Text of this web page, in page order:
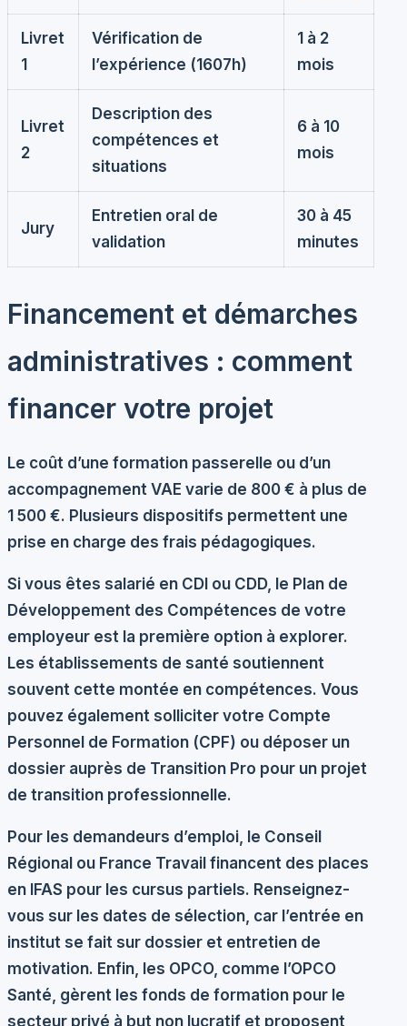
Livret
1
Vérification de
l’expérience (1607h)
1 à 2
mois
Livret
2
Description des
compétences et
situations
6 à 10
mois
Jury
Entretien oral de
validation
30 à 45
minutes
Financement et démarches
administratives : comment
financer votre projet
Le coût d’une formation passerelle ou d’un
accompagnement VAE varie de 800 € à plus de
1 500 €. Plusieurs dispositifs permettent une
prise en charge des frais pédagogiques.
Si vous êtes salarié en CDI ou CDD, le Plan de
Développement des Compétences de votre
employeur est la première option à explorer.
Les établissements de santé soutiennent
souvent cette montée en compétences. Vous
pouvez également solliciter votre Compte
Personnel de Formation (CPF) ou déposer un
dossier auprès de Transition Pro pour un projet
de transition professionnelle.
Pour les demandeurs d’emploi, le Conseil
Régional ou France Travail financent des places
en IFAS pour les cursus partiels. Renseignez-
vous sur les dates de sélection, car l’entrée en
institut se fait sur dossier et entretien de
motivation. Enfin, les OPCO, comme l’OPCO
Santé, gèrent les fonds de formation pour le
secteur privé à but non lucratif et proposent